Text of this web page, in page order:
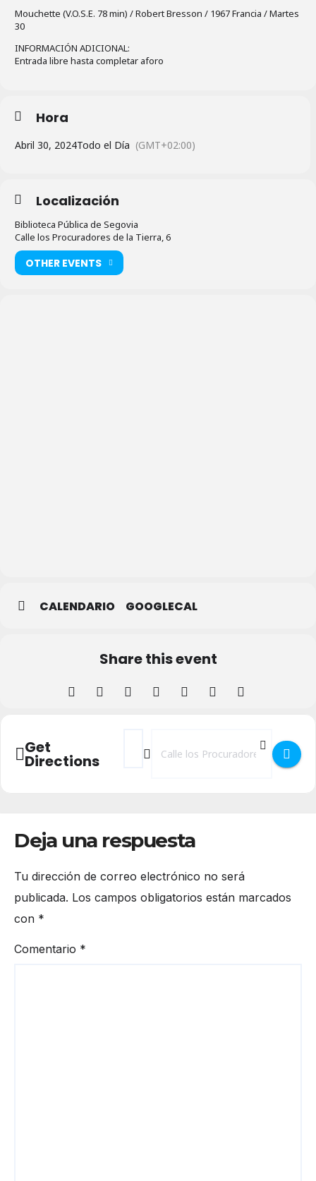
Mouchette (V.O.S.E. 78 min) / Robert Bresson / 1967 Francia / Martes
30
INFORMACIÓN ADICIONAL:
Entrada libre hasta completar aforo
Hora
Abril 30, 2024Todo el Día (GMT+02:00)
Localización
Biblioteca Pública de Segovia
Calle los Procuradores de la Tierra, 6
OTHER EVENTS
CALENDARIO GOOGLECAL
Share this event
Get
Directions
Address - Cine Fórum El Espejo:
Destination Address - Cine
Deja una respuesta
Tu dirección de correo electrónico no será
publicada. Los campos obligatorios están marcados
con *
Comentario *